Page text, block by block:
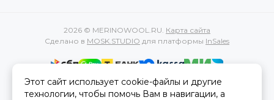
2026 © MERINOWOOL.RU. Карта сайта
Сделано в MOSK.STUDIO для платформы InSales
Вся представленная на сайте информация, касающаяся
характеристик, стоимости товаров и услуг, носит
Этот сайт использует cookie-файлы и другие
технологии, чтобы помочь Вам в навигации, а